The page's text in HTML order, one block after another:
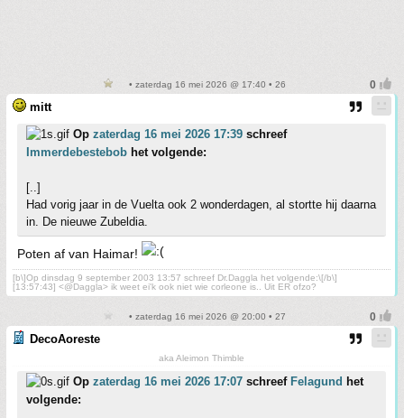
• zaterdag 16 mei 2026 @ 17:40 • 26
mitt
Op zaterdag 16 mei 2026 17:39 schreef
Immerdebestebob het volgende:
[..]
Had vorig jaar in de Vuelta ook 2 wonderdagen, al stortte hij daarna
in. De nieuwe Zubeldia.
Poten af van Haimar!
[b\]Op dinsdag 9 september 2003 13:57 schreef Dr.Daggla het volgende:\[/b\]
[13:57:43] <@Daggla> ik weet ei'k ook niet wie corleone is.. Uit ER ofzo?
• zaterdag 16 mei 2026 @ 20:00 • 27
DecoAoreste
aka Aleimon Thimble
Op zaterdag 16 mei 2026 17:07 schreef Felagund het
volgende: